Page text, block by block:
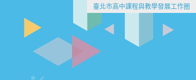
臺北市高中課程與教學發展工作圈